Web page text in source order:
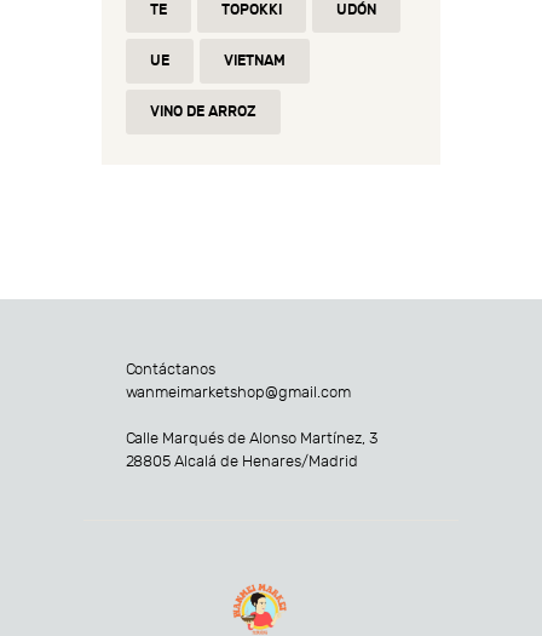
TE TOPOKKI UDÓN
UE VIETNAM
VINO DE ARROZ
Contáctanos
wanmeimarketshop@gmail.com
Calle Marqués de Alonso Martínez, 3
28805 Alcalá de Henares/Madrid